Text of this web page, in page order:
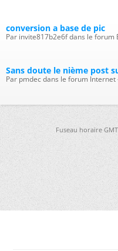
conversion a base de pic
Par invite817b2e6f dans le forum
Sans doute le nième post
Par pmdec dans le forum Internet
Fuseau horaire